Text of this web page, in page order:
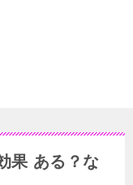
果 ある？な